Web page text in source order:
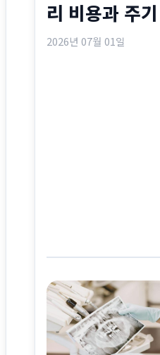
리 비용과 주기
2026년 07월 01일